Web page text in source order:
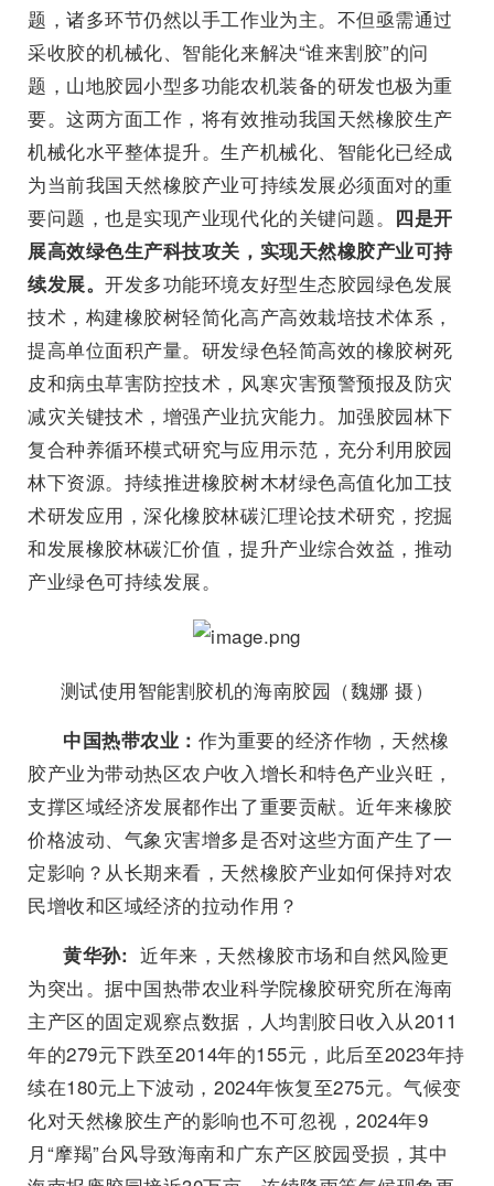
题，诸多环节仍然以手工作业为主。不但亟需通过
采收胶的机械化、智能化来解决“谁来割胶”的问
题，山地胶园小型多功能农机装备的研发也极为重
要。这两方面工作，将有效推动我国天然橡胶生产
机械化水平整体提升。生产机械化、智能化已经成
为当前我国天然橡胶产业可持续发展必须面对的重
要问题，也是实现产业现代化的关键问题。 四是开
展高效绿色生产科技攻关，实现天然橡胶产业可持
续发展。开发多功能环境友好型生态胶园绿色发展
技术，构建橡胶树轻简化高产高效栽培技术体系，
提高单位面积产量。研发绿色轻简高效的橡胶树死
皮和病虫草害防控技术，风寒灾害预警预报及防灾
减灾关键技术，增强产业抗灾能力。加强胶园林下
复合种养循环模式研究与应用示范，充分利用胶园
林下资源。持续推进橡胶树木材绿色高值化加工技
术研发应用，深化橡胶林碳汇理论技术研究，挖掘
和发展橡胶林碳汇价值，提升产业综合效益，推动
产业绿色可持续发展。
测试使用智能割胶机的海南胶园（魏娜 摄）
中国热带农业： 作为重要的经济作物，天然橡
胶产业为带动热区农户收入增长和特色产业兴旺，
支撑区域经济发展都作出了重要贡献。近年来橡胶
价格波动、气象灾害增多是否对这些方面产生了一
定影响？从长期来看，天然橡胶产业如何保持对农
民增收和区域经济的拉动作用？
黄华孙: 近年来，天然橡胶市场和自然风险更
为突出。据中国热带农业科学院橡胶研究所在海南
主产区的固定观察点数据，人均割胶日收入从2011
年的279元下跌至2014年的155元，此后至2023年持
续在180元上下波动，2024年恢复至275元。气候变
化对天然橡胶生产的影响也不可忽视，2024年9
月“摩羯”台风导致海南和广东产区胶园受损，其中